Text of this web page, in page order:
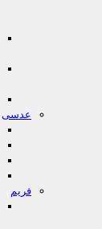
عدسی
فریم